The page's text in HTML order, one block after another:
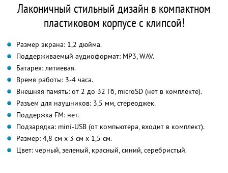
Лаконичный стильный дизайн в компактном
пластиковом корпусе с клипсой!
Размер экрана: 1,2 дюйма.
Поддерживаемый аудиоформат: MP3, WAV.
Батарея: литиевая.
Время работы: 3-4 часа.
Внешняя память: от 2 до 32 Гб, microSD (нет в комплекте).
Разъем для наушников: 3,5 мм, стереоджек.
Поддержка FM: нет.
Подзарядка: mini-USB (от компьютера, входит в комплект).
Размер: 4,8 см x 3 см x 1,5 см.
Цвет: черный, зеленый, красный, синий, серебристый.